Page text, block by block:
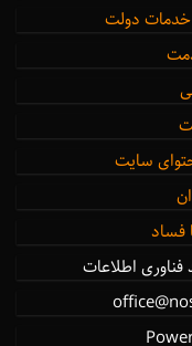
خدمات دولت
سایت
فساد
اطلاعات